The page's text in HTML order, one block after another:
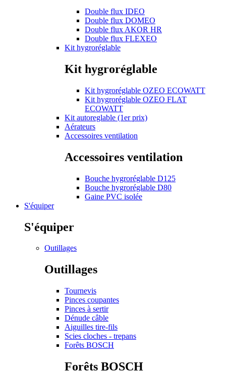
Double flux IDEO
Double flux DOMEO
Double flux AKOR HR
Double flux FLEXEO
Kit hygroréglable
Kit hygroréglable
Kit hygroréglable OZEO ECOWATT
Kit hygroréglable OZEO FLAT
ECOWATT
Kit autoreglable (1er prix)
Aérateurs
Accessoires ventilation
Accessoires ventilation
Bouche hygroréglable D125
Bouche hygroréglable D80
Gaine PVC isolée
S'équiper
S'équiper
Outillages
Outillages
Tournevis
Pinces coupantes
Pinces à sertir
Dénude câble
Aiguilles tire-fils
Scies cloches - trepans
Forêts BOSCH
Forêts BOSCH